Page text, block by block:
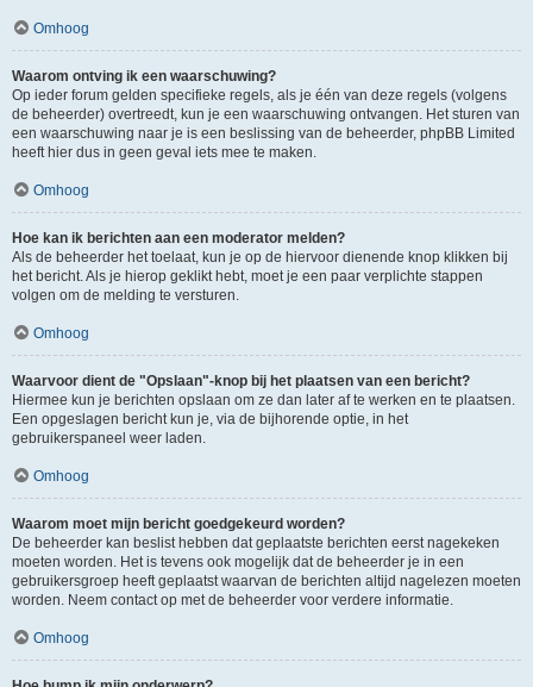
Omhoog
Waarom ontving ik een waarschuwing?
Op ieder forum gelden specifieke regels, als je één van deze regels (volgens
de beheerder) overtreedt, kun je een waarschuwing ontvangen. Het sturen van
een waarschuwing naar je is een beslissing van de beheerder, phpBB Limited
heeft hier dus in geen geval iets mee te maken.
Omhoog
Hoe kan ik berichten aan een moderator melden?
Als de beheerder het toelaat, kun je op de hiervoor dienende knop klikken bij
het bericht. Als je hierop geklikt hebt, moet je een paar verplichte stappen
volgen om de melding te versturen.
Omhoog
Waarvoor dient de "Opslaan"-knop bij het plaatsen van een bericht?
Hiermee kun je berichten opslaan om ze dan later af te werken en te plaatsen.
Een opgeslagen bericht kun je, via de bijhorende optie, in het
gebruikerspaneel weer laden.
Omhoog
Waarom moet mijn bericht goedgekeurd worden?
De beheerder kan beslist hebben dat geplaatste berichten eerst nagekeken
moeten worden. Het is tevens ook mogelijk dat de beheerder je in een
gebruikersgroep heeft geplaatst waarvan de berichten altijd nagelezen moeten
worden. Neem contact op met de beheerder voor verdere informatie.
Omhoog